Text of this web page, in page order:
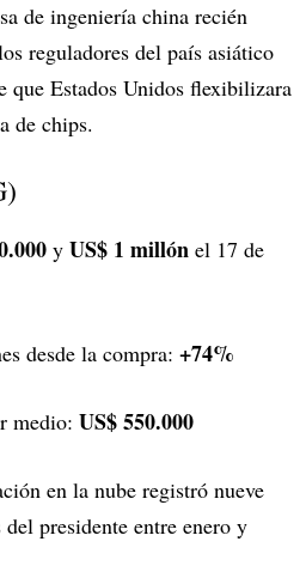
de ingeniería china recién
reguladores del país asiático
que Estados Unidos flexibilizara
de chips.
y US$ 1 millón el 17 de
desde la compra: +74%
medio: US$ 550.000
en la nube registró nueve
presidente entre enero y